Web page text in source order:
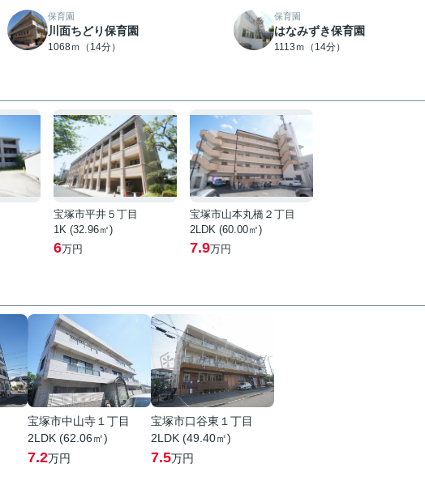
保育園
川面ちどり保育園
1068ｍ（14分）
保育園
はなみずき保育園
1113ｍ（14分）
宝塚市平井５丁目
1K (32.96㎡)
6万円
宝塚市山本丸橋２丁目
2LDK (60.00㎡)
7.9万円
宝塚市中山寺１丁目
2LDK (62.06㎡)
7.2万円
宝塚市口谷東１丁目
2LDK (49.40㎡)
7.5万円